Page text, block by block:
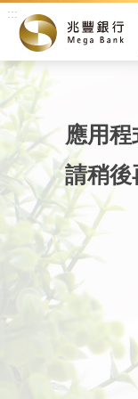
:::
應用
請稍後